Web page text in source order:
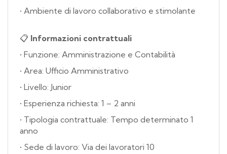
• Ambiente di lavoro collaborativo e stimolante
📋 Informazioni contrattuali
• Funzione: Amministrazione e Contabilità
• Area: Ufficio Amministrativo
• Livello: Junior
• Esperienza richiesta: 1 – 2 anni
• Tipologia contrattuale: Tempo determinato 1
anno
• Sede di lavoro: Via dei lavoratori 10